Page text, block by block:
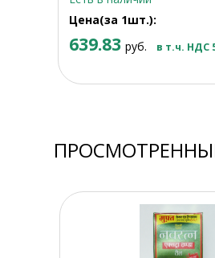
Цена(за 1шт.):
639.83 руб. в т.ч. НДС